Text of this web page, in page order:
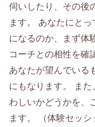
伺いしたり、その後
ます。 あなたにと
になるのか、まず体
コーチとの相性を確
あなたが望んでいる
にもなります。 ま
わしいかどうかを、
ます。 （体験セッ